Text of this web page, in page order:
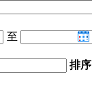
至
排序